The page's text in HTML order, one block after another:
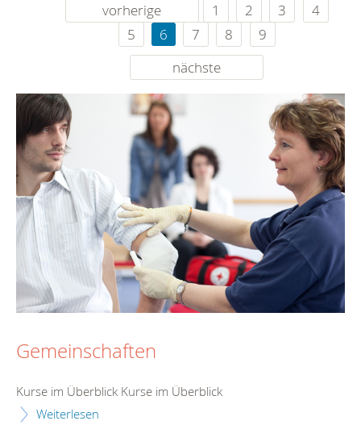
vorherige 1 2 3
4
5
6 7 8
9
nächste
Gemeinschaften
Kurse im Überblick Kurse im Überblick
Weiterlesen